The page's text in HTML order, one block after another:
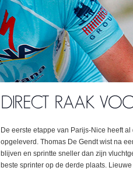
De eerste etappe van Parijs-Nice heeft
opgeleverd. Thomas De Gendt wist na
blijven en sprintte sneller dan zijn
beste sprinter op de derde plaats.